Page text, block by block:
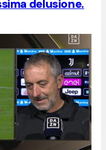
delusione.